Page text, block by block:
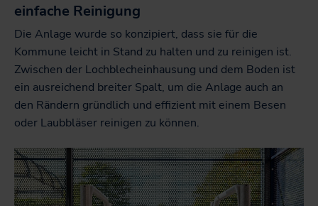
einfache Reinigung
Die Anlage wurde so konzipiert, dass sie für die
Kommune leicht in Stand zu halten und zu reinigen ist.
Zwischen der Lochblecheinhausung und dem Boden ist
ein ausreichend breiter Spalt, um die Anlage auch an
den Rändern gründlich und effizient mit einem Besen
oder Laubbläser reinigen zu können.